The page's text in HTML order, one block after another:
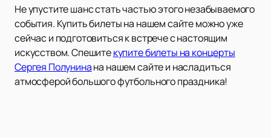
Не упустите шанс стать частью этого незабываемого
события. Купить билеты на нашем сайте можно уже
сейчас и подготовиться к встрече с настоящим
искусством. Спешитекупите билеты на концерты
Сергея Полунинана нашем сайте и насладиться
атмосферой большого футбольного праздника!